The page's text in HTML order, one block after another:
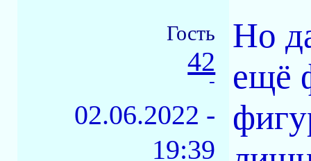
Гость
42
-
02.06.2022 -
19:39
Но
ещё